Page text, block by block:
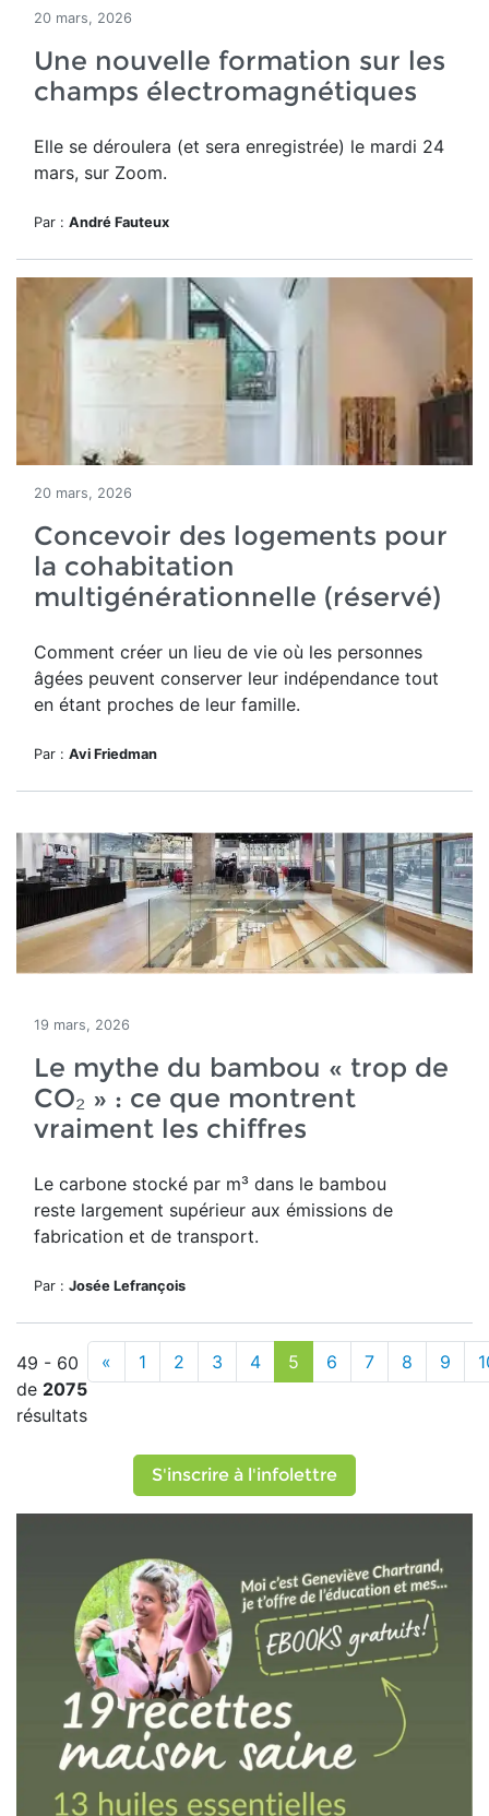
20 mars, 2026
Une nouvelle formation sur les
champs électromagnétiques
Elle se déroulera (et sera enregistrée) le mardi 24
mars, sur Zoom.
Par : André Fauteux
20 mars, 2026
Concevoir des logements pour
la cohabitation
multigénérationnelle (réservé)
Comment créer un lieu de vie où les personnes
âgées peuvent conserver leur indépendance tout
en étant proches de leur famille.
Par : Avi Friedman
19 mars, 2026
Le mythe du bambou « trop de
CO₂ » : ce que montrent
vraiment les chiffres
Le carbone stocké par m³ dans le bambou
reste largement supérieur aux émissions de
fabrication et de transport.
Par : Josée Lefrançois
49 - 60
de 2075
résultats
« 1 2 3 4 5 6 7 8 9
S'inscrire à l'infolettre